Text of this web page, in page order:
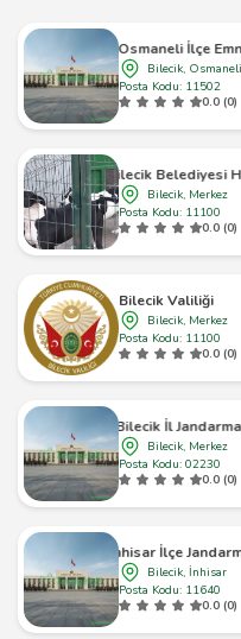
Osmaneli İlçe
Bilecik, Osmaneli
Posta Kodu: 11502
0.0 (0)
Bilecik Belediyesi
Bilecik, Merkez
Posta Kodu: 11100
0.0 (0)
Bilecik Valiliği
Bilecik, Merkez
Posta Kodu: 11100
0.0 (0)
Bilecik İl Jandarma
Bilecik, Merkez
Posta Kodu: 02230
0.0 (0)
İnhisar İlçe Jandarma
Bilecik, İnhisar
Posta Kodu: 11640
0.0 (0)